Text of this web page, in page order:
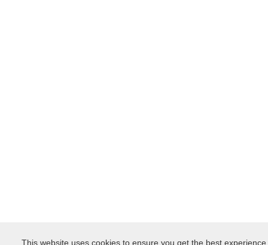
This website uses cookies to ensure you get the best